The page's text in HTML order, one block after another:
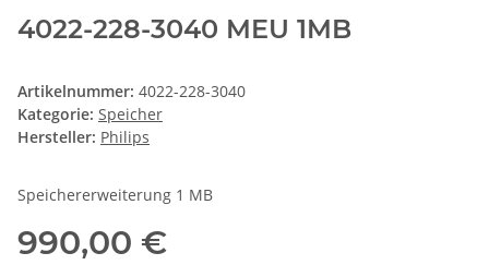
4022-228-3040 MEU 1MB
Artikelnummer: 4022-228-3040
Kategorie: Speicher
Hersteller: Philips
Speichererweiterung 1 MB
990,00 €